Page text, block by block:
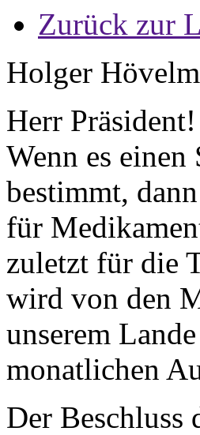
Zurück zur
Holger
Herr
Wenn es
bestimmt,
für
zuletzt für die
wird von den
unserem
monatlichen
Der Beschluss